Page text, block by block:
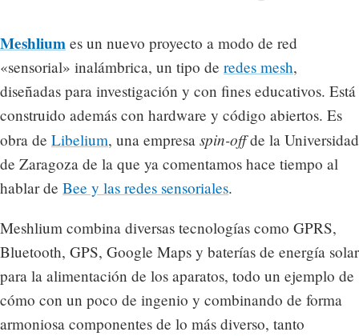
Meshlium es un nuevo proyecto a modo de red
«sensorial» inalámbrica, un tipo de redes mesh,
diseñadas para investigación y con fines educativos. Está
construido además con hardware y código abiertos. Es
obra de Libelium, una empresa spin-offde la Universidad
de Zaragoza de la que ya comentamos hace tiempo al
hablar de Bee y las redes sensoriales.
Meshlium combina diversas tecnologías como GPRS,
Bluetooth, GPS, Google Maps y baterías de energía solar
para la alimentación de los aparatos, todo un ejemplo de
cómo con un poco de ingenio y combinando de forma
armoniosa componentes de lo más diverso, tanto